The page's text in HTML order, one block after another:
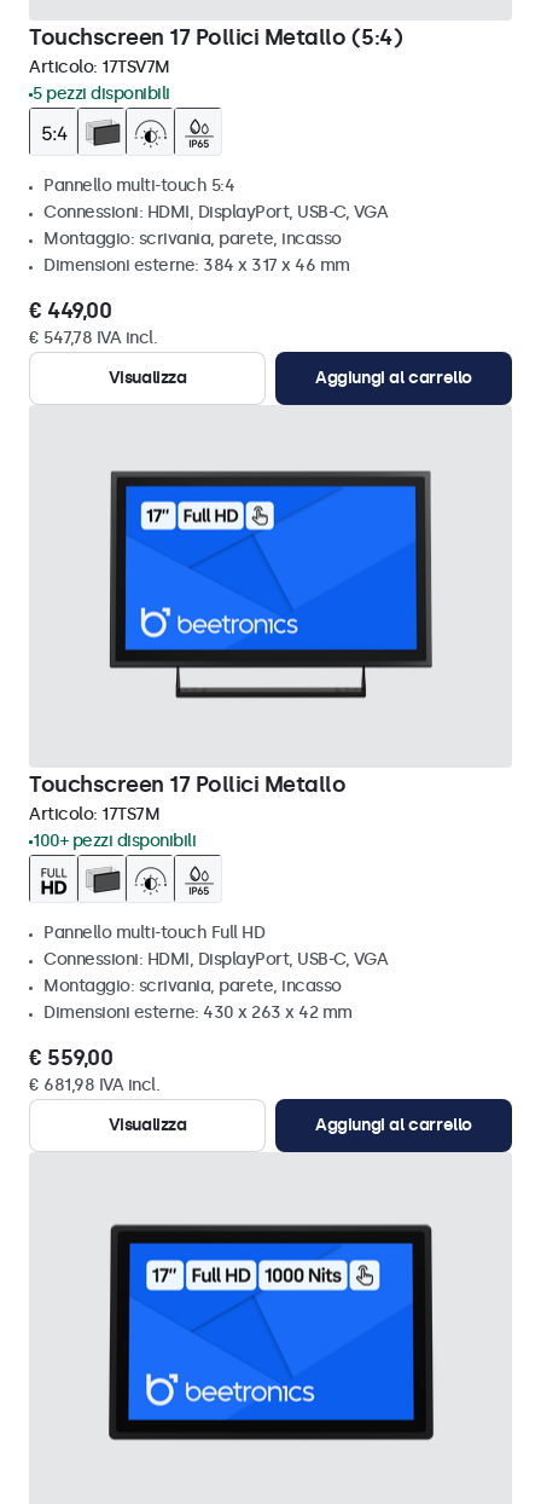
Touchscreen 17 Pollici Metallo (5:4)
Articolo: 17TSV7M
5 pezzi disponibili
Pannello multi-touch 5:4
Connessioni: HDMI, DisplayPort, USB-C, VGA
Montaggio: scrivania, parete, incasso
Dimensioni esterne: 384 x 317 x 46 mm
€ 449,00
€ 547,78 IVA incl.
Visualizza
Aggiungi al carrello
Touchscreen 17 Pollici Metallo
Articolo: 17TS7M
100+ pezzi disponibili
Pannello multi-touch Full HD
Connessioni: HDMI, DisplayPort, USB-C, VGA
Montaggio: scrivania, parete, incasso
Dimensioni esterne: 430 x 263 x 42 mm
€ 559,00
€ 681,98 IVA incl.
Visualizza
Aggiungi al carrello